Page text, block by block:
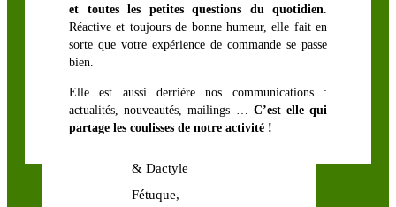
FOURRAGÈRES
& Dactyle
Fétuque,
et toutes les petites questions du quotidien
Réactive et toujours de bonne humeur, elle fait en
sorte que votre expérience de commande se passe
bien.
Elle est aussi derrière nos communications :
actualités, nouveautés, mailings … C’est elle qui
partage les coulisses de notre activité !